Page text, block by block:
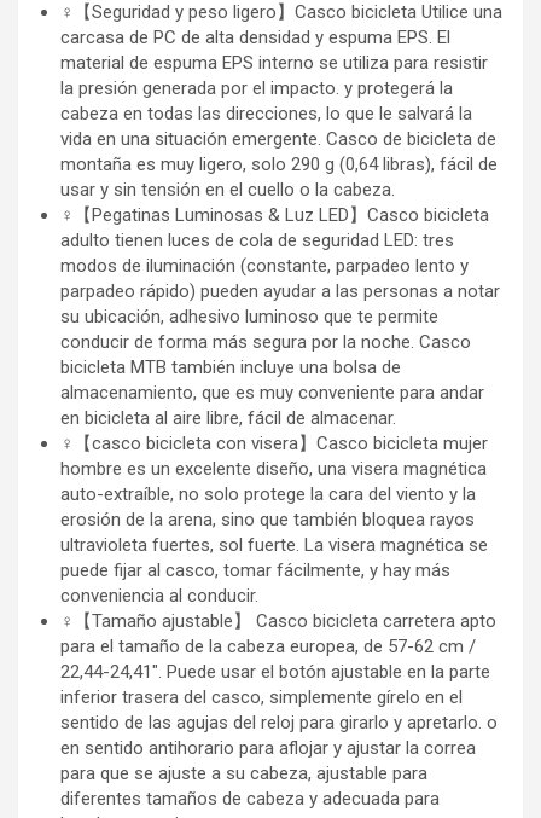
‍♀️【Seguridad y peso ligero】Casco bicicleta Utilice una
carcasa de PC de alta densidad y espuma EPS. El
material de espuma EPS interno se utiliza para resistir
la presión generada por el impacto. y protegerá la
cabeza en todas las direcciones, lo que le salvará la
vida en una situación emergente. Casco de bicicleta de
montaña es muy ligero, solo 290 g (0,64 libras), fácil de
usar y sin tensión en el cuello o la cabeza.
‍♀️【Pegatinas Luminosas & Luz LED】Casco bicicleta
adulto tienen luces de cola de seguridad LED: tres
modos de iluminación (constante, parpadeo lento y
parpadeo rápido) pueden ayudar a las personas a notar
su ubicación, adhesivo luminoso que te permite
conducir de forma más segura por la noche. Casco
bicicleta MTB también incluye una bolsa de
almacenamiento, que es muy conveniente para andar
en bicicleta al aire libre, fácil de almacenar.
‍♀️【casco bicicleta con visera】Casco bicicleta mujer
hombre es un excelente diseño, una visera magnética
auto-extraíble, no solo protege la cara del viento y la
erosión de la arena, sino que también bloquea rayos
ultravioleta fuertes, sol fuerte. La visera magnética se
puede fijar al casco, tomar fácilmente, y hay más
conveniencia al conducir.
‍♀️【Tamaño ajustable】 Casco bicicleta carretera apto
para el tamaño de la cabeza europea, de 57-62 cm /
22,44-24,41". Puede usar el botón ajustable en la parte
inferior trasera del casco, simplemente gírelo en el
sentido de las agujas del reloj para girarlo y apretarlo. o
en sentido antihorario para aflojar y ajustar la correa
para que se ajuste a su cabeza, ajustable para
diferentes tamaños de cabeza y adecuada para